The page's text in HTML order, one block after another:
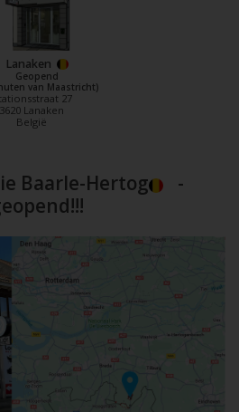
Lanaken
Geopend
van Maastricht)
27
3620 Lanaken
België
Baarle-Hertog
-